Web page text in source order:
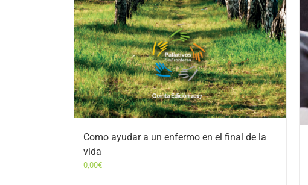
Como ayudar a un enfermo en el final de la
vida
0,00€